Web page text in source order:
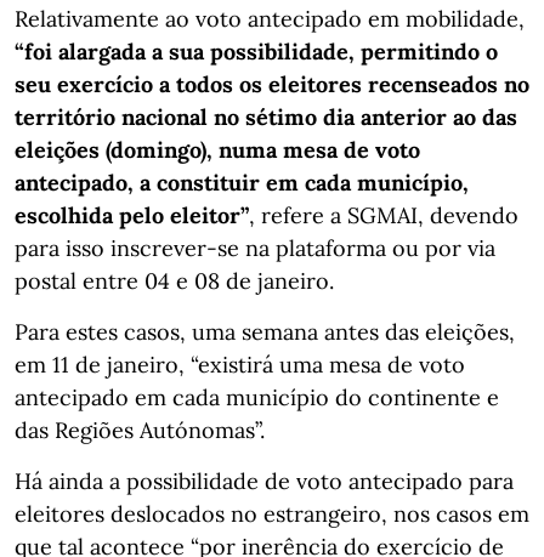
Relativamente ao voto antecipado em mobilidade,
“foi alargada a sua possibilidade, permitindo o
seu exercício a todos os eleitores recenseados no
território nacional no sétimo dia anterior ao das
eleições (domingo), numa mesa de voto
antecipado, a constituir em cada município,
escolhida pelo eleitor”, refere a SGMAI, devendo
para isso inscrever-se na plataforma ou por via
postal entre 04 e 08 de janeiro.
Para estes casos, uma semana antes das eleições,
em 11 de janeiro, “existirá uma mesa de voto
antecipado em cada município do continente e
das Regiões Autónomas”.
Há ainda a possibilidade de voto antecipado para
eleitores deslocados no estrangeiro, nos casos em
que tal acontece “por inerência do exercício de